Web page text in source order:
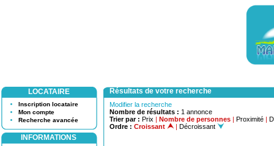
LOCATAIRE
Inscription locataire
Mon compte
Recherche avancée
INFORMATIONS
Résultats de votre recherche
Modifier la recherche
Nombre de résultats : 1 annonce
Trier par : Prix | Nombre de personnes | Proximité |
Ordre : Croissant | Décroissant